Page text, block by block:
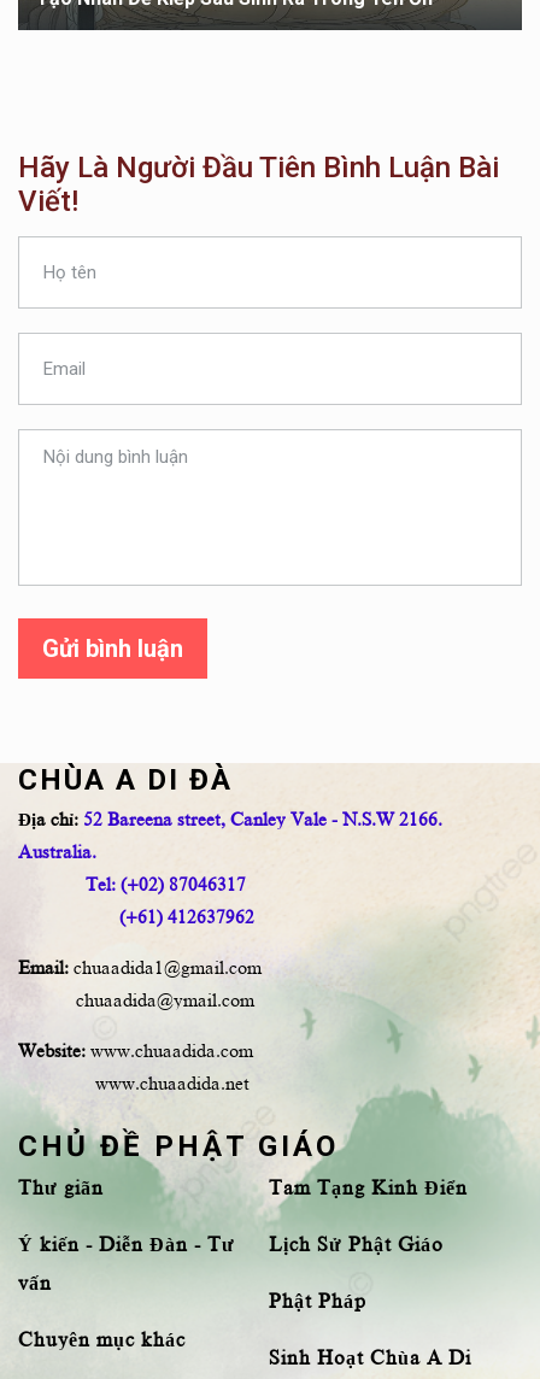
Hãy Là Người Đầu Tiên Bình Luận Bài
Viết!
Gửi bình luận
CHÙA A DI ĐÀ
Địa chỉ: 52 Bareena street, Canley Vale - N.S.W 2166.
Australia.
Tel: (+02) 87046317
(+61) 412637962
Email: chuaadida1@gmail.com
chuaadida@ymail.com
Website: www.chuaadida.com
www.chuaadida.net
CHỦ ĐỀ PHẬT GIÁO
Thư giãn
Ý kiến - Diễn Đàn - Tư
vấn
Chuyên mục khác
Tam Tạng Kinh Điển
Lịch Sử Phật Giáo
Phật Pháp
Sinh Hoạt Chùa A Di